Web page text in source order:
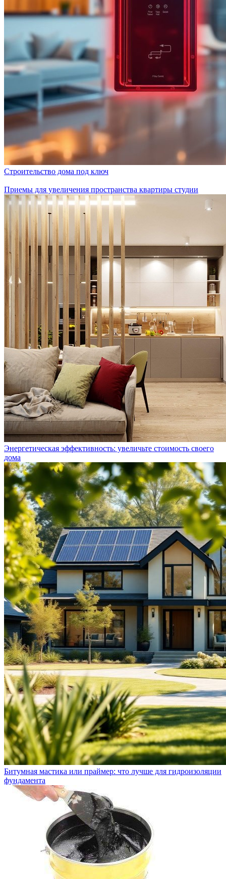
Строительство дома под ключ
Приемы для увеличения пространства квартиры студии
Энергетическая эффективность: увеличьте стоимость своего
дома
Битумная мастика или праймер: что лучше для гидроизоляции
фундамента